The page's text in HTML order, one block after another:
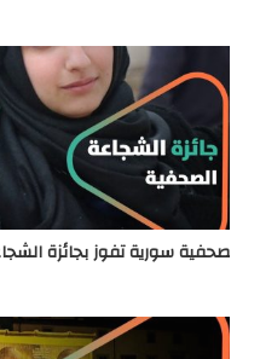
صحفية سورية تفوز بجائزة